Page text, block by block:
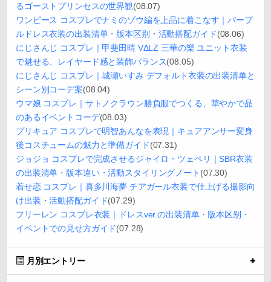
るゴーストプリンセスの世界観(08.07)
ワンピース コスプレでナミのゾウ編を上品に着こなす｜パープ
ルドレス衣装の出装清单・版本区别・活動搭配ガイド(08.06)
にじさんじ コスプレ｜甲斐田晴 VΔLZ 三華の樂 ユニット衣装
で魅せる、レイヤード感と装飾バランス(08.05)
にじさんじ コスプレ｜城瀬いすみ デフォルト衣装の出装清单と
シーン別コーデ案(08.04)
ウマ娘 コスプレ｜サトノクラウン勝負服でつくる、華やかで品
のあるイベントコーデ(08.03)
プリキュア コスプレで明智あんなを表現｜キュアアンサー変身
後コスチュームの魅力と準備ガイド(07.31)
ジョジョ コスプレで完成させるジャイロ・ツェペリ｜SBR衣装
の出装清单・版本違い・活動スタイリングノート (07.30)
着せ恋 コスプレ｜喜多川海夢 チアガール衣装で仕上げる撮影向
け出装・活動搭配ガイド(07.29)
フリーレン コスプレ衣装｜ドレスver.の出装清单・版本区别・
イベントでの見せ方ガイド(07.28)
月別エントリー